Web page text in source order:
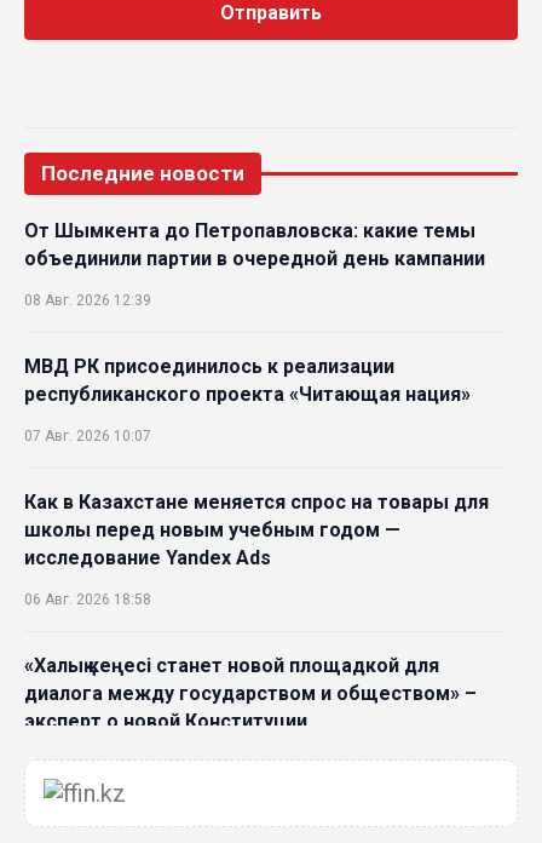
Последние новости
От Шымкента до Петропавловска: какие темы
объединили партии в очередной день кампании
08 Авг. 2026 12:39
МВД РК присоединилось к реализации
республиканского проекта «Читающая нация»
07 Авг. 2026 10:07
Как в Казахстане меняется спрос на товары для
школы перед новым учебным годом —
исследование Yandex Ads
06 Авг. 2026 18:58
«Халық кеңесі станет новой площадкой для
диалога между государством и обществом» –
эксперт о новой Конституции
06 Авг. 2026 15:51
Главное значение новой Конституции –